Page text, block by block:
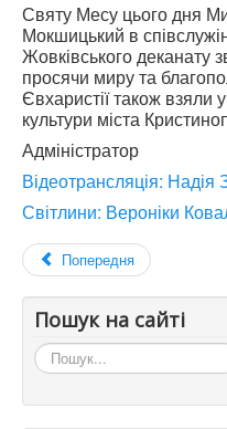
Святу Месу цього дня
Мокшицький в
Жовківського деканату
просячи миру та
Євхаристії також взяли
культури міста
Адміністратор
Відеотрансляція: Надія
Світлини: Вероніки
Попередня
Пошук на сайті
Пошук...